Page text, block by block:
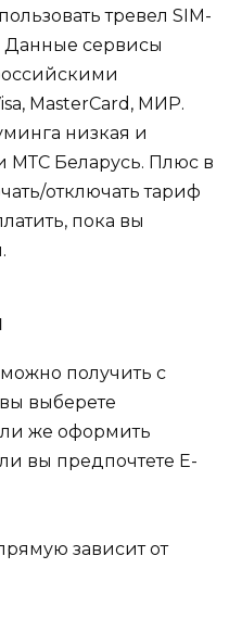
тревел SIM-
Данные сервисы
MasterCard, МИР.
низкая и
МТС Беларусь. Плюс в
отключать тариф
пока вы
получить с
выберете
же оформить
вы предпочтете E-
зависит от